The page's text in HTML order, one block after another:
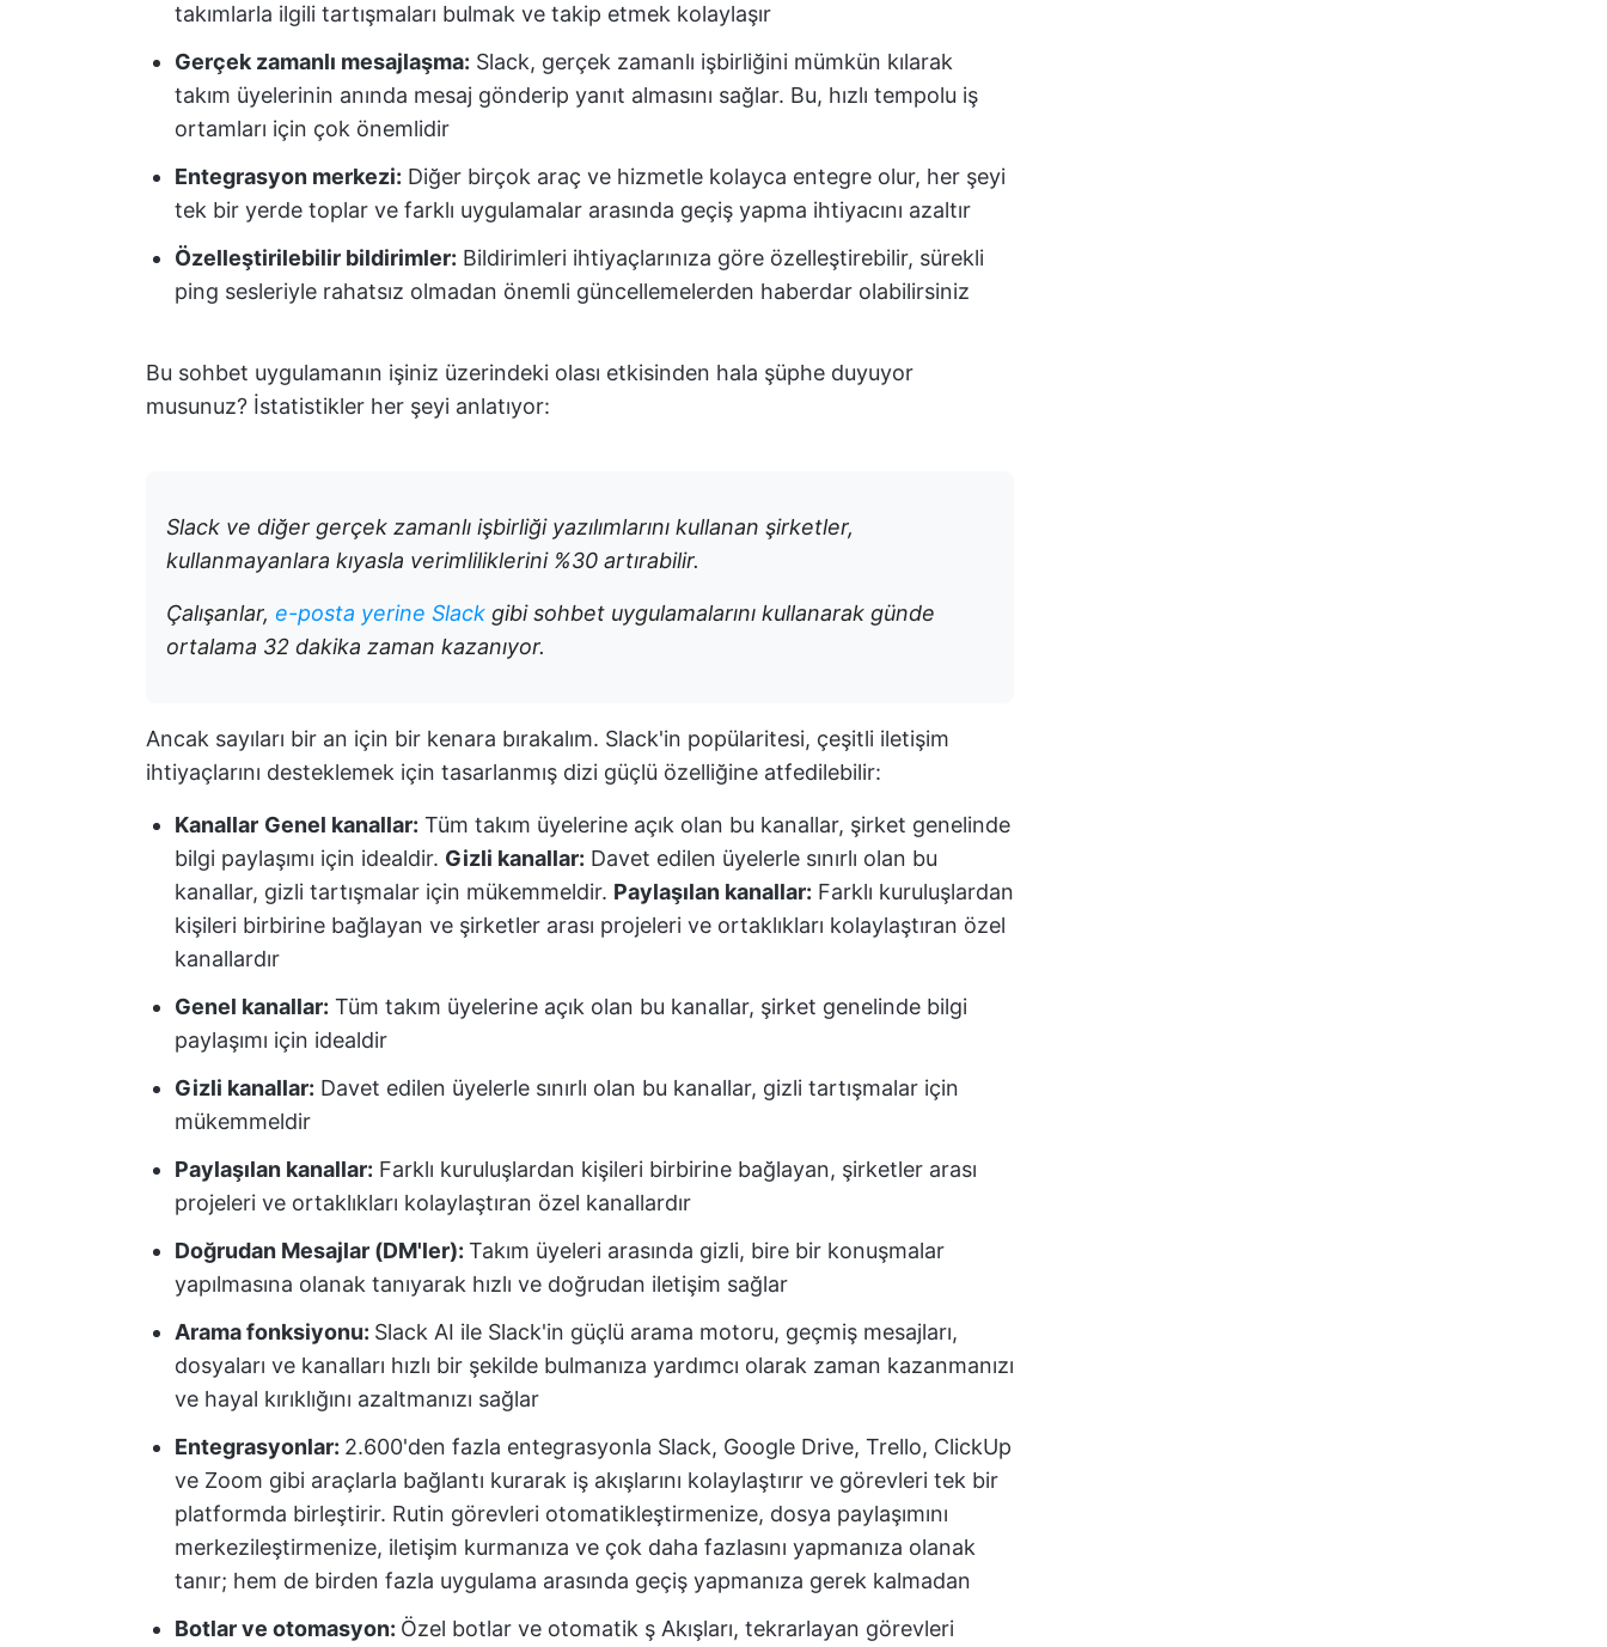
takımlarla ilgili tartışmaları bulmak ve takip etmek kolaylaşır
Gerçek zamanlı mesajlaşma: Slack, gerçek zamanlı işbirliğini mümkün kılarak
takım üyelerinin anında mesaj gönderip yanıt almasını sağlar. Bu, hızlı tempolu iş
ortamları için çok önemlidir
Entegrasyon merkezi: Diğer birçok araç ve hizmetle kolayca entegre olur, her şeyi
tek bir yerde toplar ve farklı uygulamalar arasında geçiş yapma ihtiyacını azaltır
Özelleştirilebilir bildirimler: Bildirimleri ihtiyaçlarınıza göre özelleştirebilir, sürekli
ping sesleriyle rahatsız olmadan önemli güncellemelerden haberdar olabilirsiniz
Bu sohbet uygulamanın işiniz üzerindeki olası etkisinden hala şüphe duyuyor
musunuz? İstatistikler her şeyi anlatıyor:
Slack ve diğer gerçek zamanlı işbirliği yazılımlarını kullanan şirketler,
kullanmayanlara kıyasla verimliliklerini %30 artırabilir.
Çalışanlar, e-posta yerine Slack gibi sohbet uygulamalarını kullanarak günde
ortalama 32 dakika zaman kazanıyor.
Ancak sayıları bir an için bir kenara bırakalım. Slack'in popülaritesi, çeşitli iletişim
ihtiyaçlarını desteklemek için tasarlanmış dizi güçlü özelliğine atfedilebilir:
Kanallar Genel kanallar: Tüm takım üyelerine açık olan bu kanallar, şirket genelinde
bilgi paylaşımı için idealdir. Gizli kanallar: Davet edilen üyelerle sınırlı olan bu
kanallar, gizli tartışmalar için mükemmeldir. Paylaşılan kanallar: Farklı kuruluşlardan
kişileri birbirine bağlayan ve şirketler arası projeleri ve ortaklıkları kolaylaştıran özel
kanallardır
Genel kanallar: Tüm takım üyelerine açık olan bu kanallar, şirket genelinde bilgi
paylaşımı için idealdir
Gizli kanallar: Davet edilen üyelerle sınırlı olan bu kanallar, gizli tartışmalar için
mükemmeldir
Paylaşılan kanallar: Farklı kuruluşlardan kişileri birbirine bağlayan, şirketler arası
projeleri ve ortaklıkları kolaylaştıran özel kanallardır
Doğrudan Mesajlar (DM'ler): Takım üyeleri arasında gizli, bire bir konuşmalar
yapılmasına olanak tanıyarak hızlı ve doğrudan iletişim sağlar
Arama fonksiyonu: Slack AI ile Slack'in güçlü arama motoru, geçmiş mesajları,
dosyaları ve kanalları hızlı bir şekilde bulmanıza yardımcı olarak zaman kazanmanızı
ve hayal kırıklığını azaltmanızı sağlar
Entegrasyonlar: 2.600'den fazla entegrasyonla Slack, Google Drive, Trello, ClickUp
ve Zoom gibi araçlarla bağlantı kurarak iş akışlarını kolaylaştırır ve görevleri tek bir
platformda birleştirir. Rutin görevleri otomatikleştirmenize, dosya paylaşımını
merkezileştirmenize, iletişim kurmanıza ve çok daha fazlasını yapmanıza olanak
tanır; hem de birden fazla uygulama arasında geçiş yapmanıza gerek kalmadan
Botlar ve otomasyon: Özel botlar ve otomatik ş Akışları, tekrarlayan görevleri